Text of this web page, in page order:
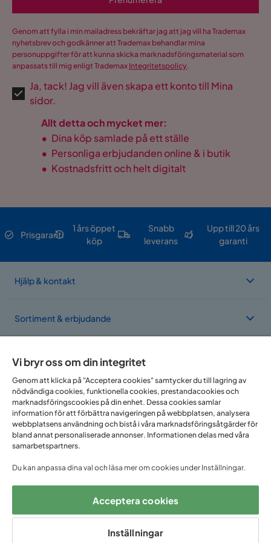
Material stomme Trä
Pilling av 1 till 5 4
Martindale 100000
Material
Sammansättning 92% PES, 8% PA
Material klädsel Polyester
Form Rektangulär
Serie
Genom att fylla i min mailadress bekräftar jag att jag vill ha Trademax
nyhetsbrev och godkänner att Trademax behandlar mina
personuppgifter för att kunna skicka marknadsföringsmaterial som
anpassats till mig enligt Trademax Integritetspolicy.
Ja, tack! Jag vill även skapa ett konto till Mina
sidor.
Allt detta och mycket mer:
• Dina köp samlade på ett ställe
• Personliga erbjudanden online & i butik
• Kostnadsfritt och helt digitalt
Prisgaranti
1 års öppet
köp
Snabb
leverans
Upp till 20 års
garanti
Hjälp & kontakt
Sortiment & erbjudande
Om Trademax
Vi finns i flera länder
Följ oss på:
Vi bryr oss om din integritet
Genom att klicka på "Acceptera cookies" samtycker du till lagring av
nödvändiga cookies, funktionella cookies, prestandacookies och
marknadsföringscookies på din enhet. Dessa cookies samlar
information för att förbättra navigeringen på webbplatsen, analysera
webbplatsens användning och bistå i våra marknadsföringsåtgärder för
bland annat personaliserade annonser. Informationen delas med våra
samarbetspartners.
Du kan anpassa dina val och läsa mer om cookies under Inställningar.
Acceptera cookies
Inställningar